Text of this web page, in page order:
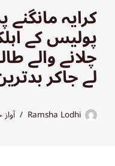
کرایہ
پولیس کے
چلانے والے
لے جاکر
Ramsha Lodhi